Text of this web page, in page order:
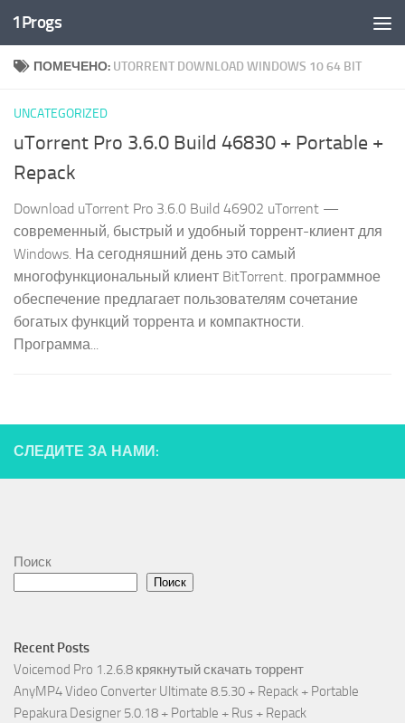
Перейти к содержимому
1Progs
ПОМЕЧЕНО: UTORRENT DOWNLOAD WINDOWS 10 64 BIT
UNCATEGORIZED
uTorrent Pro 3.6.0 Build 46830 + Portable +
Repack
Download uTorrent Pro 3.6.0 Build 46902 uTorrent —
современный, быстрый и удобный торрент-клиент для
Windows. На сегодняшний день это самый
многофункциональный клиент BitTorrent. программное
обеспечение предлагает пользователям сочетание
богатых функций торрента и компактности.
Программа...
СЛЕДИТЕ ЗА НАМИ:
Поиск
Поиск
Recent Posts
Voicemod Pro 1.2.6.8 крякнутый скачать торрент
AnyMP4 Video Converter Ultimate 8.5.30 + Repack + Portable
Pepakura Designer 5.0.18 + Portable + Rus + Repack